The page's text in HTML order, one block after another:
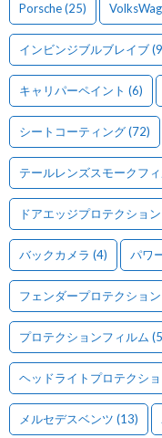
Porsche(25)
インビンジブルブレイブ
キャリパーペイント (6)
シートコーティング(72)
テールレンズスモークフ
ドアエッジプロテクション
バックカメラ (4) パワ
フェンダープロテクション
プロテクションフィルム
ヘッドライトプロテクシ
メルセデスベンツ (13)